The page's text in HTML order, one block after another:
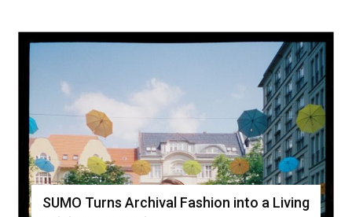
SUMO Turns Archival Fashion into a Living